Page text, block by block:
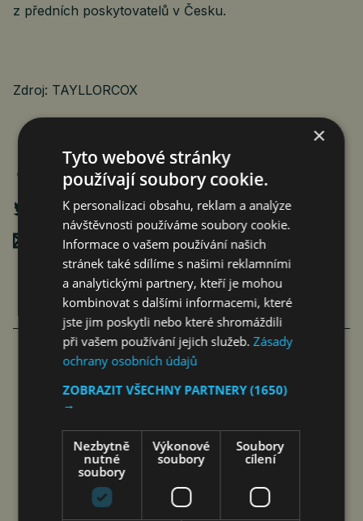
z předních poskytovatelů v Česku.
Zdroj: TAYLLORCOX
Poslat mailem
NOVÝ CHERY TIGGO 7 HEV ZVYŠUJE
BEZPEČNOST PRO RODINY S 5*
HODNOCENÍM EURO…
6. 8. 2026
×
Tyto webové stránky
používají soubory cookie.
K personalizaci obsahu, reklam a analýze
návštěvnosti používáme soubory cookie.
Informace o vašem používání našich
stránek také sdílíme s našimi reklamními
a analytickými partnery, kteří je mohou
kombinovat s dalšími informacemi, které
jste jim poskytli nebo které shromáždili
při vašem používání jejich služeb.Zásady
ochrany osobních údajů
ZOBRAZIT VŠECHNY PARTNERY(1650)
→
Nezbytně
nutné
soubory
Výkonové
soubory
Soubory
cílení